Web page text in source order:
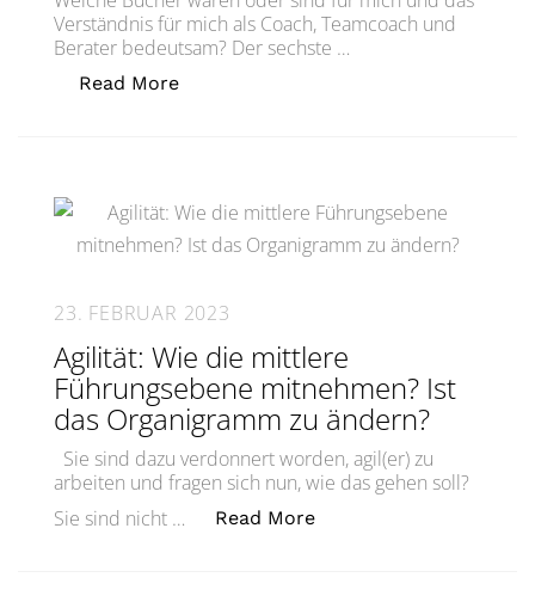
Verständnis für mich als Coach, Teamcoach und
Berater bedeutsam? Der sechste …
Read More„Coaching-Handbibliothek #6: Patrick
23. FEBRUAR 2023
Agilität: Wie die mittlere
Führungsebene mitnehmen? Ist
das Organigramm zu ändern?
Sie sind dazu verdonnert worden, agil(er) zu
arbeiten und fragen sich nun, wie das gehen soll?
Sie sind nicht …
Read More„Agilität: Wie die